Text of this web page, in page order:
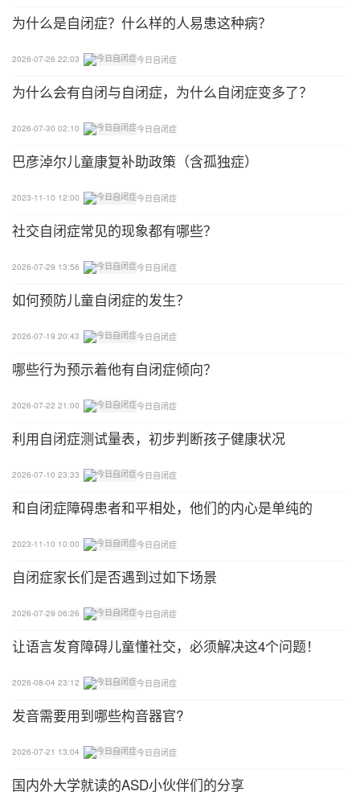
为什么是自闭症？什么样的人易患这种病？
2026-07-26 22:03 今日自闭症
为什么会有自闭与自闭症，为什么自闭症变多了？
2026-07-30 02:10 今日自闭症
巴彦淖尔儿童康复补助政策（含孤独症）
2023-11-10 12:00 今日自闭症
社交自闭症常见的现象都有哪些？
2026-07-29 13:56 今日自闭症
如何预防儿童自闭症的发生？
2026-07-19 20:43 今日自闭症
哪些行为预示着他有自闭症倾向？
2026-07-22 21:00 今日自闭症
利用自闭症测试量表，初步判断孩子健康状况
2026-07-10 23:33 今日自闭症
和自闭症障碍患者和平相处，他们的内心是单纯的
2023-11-10 10:00 今日自闭症
自闭症家长们是否遇到过如下场景
2026-07-29 06:26 今日自闭症
让语言发育障碍儿童懂社交，必须解决这4个问题！
2026-08-04 23:12 今日自闭症
发音需要用到哪些构音器官?
2026-07-21 13:04 今日自闭症
国内外大学就读的ASD小伙伴们的分享